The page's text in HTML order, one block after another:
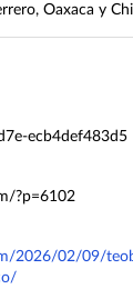
Oaxaca y
ecb4def483d5
?p=6102
2026/02/09/